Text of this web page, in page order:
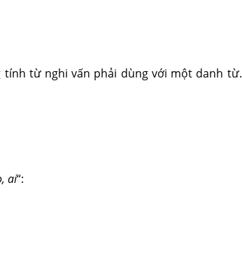
từ nghi vấn phải dùng với một danh từ.
ai“: